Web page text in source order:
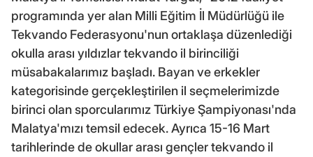
programında yer alan Milli Eğitim İl Müdürlüğü ile
Tekvando Federasyonu'nun ortaklaşa düzenlediği
okulla arası yıldızlar tekvando il birinciliği
müsabakalarımız başladı. Bayan ve erkekler
kategorisinde gerçekleştirilen il seçmelerimizde
birinci olan sporcularımız Türkiye Şampiyonası'nda
Malatya'mızı temsil edecek. Ayrıca 15-16 Mart
tarihlerinde de okullar arası gençler tekvando il